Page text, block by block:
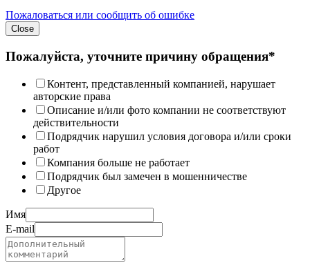
Пожаловаться или сообщить об ошибке
Close
Пожалуйста, уточните причину обращения*
Контент, представленный компанией, нарушает
авторские права
Описание и/или фото компании не соответствуют
действительности
Подрядчик нарушил условия договора и/или сроки
работ
Компания больше не работает
Подрядчик был замечен в мошенничестве
Другое
Имя
E-mail